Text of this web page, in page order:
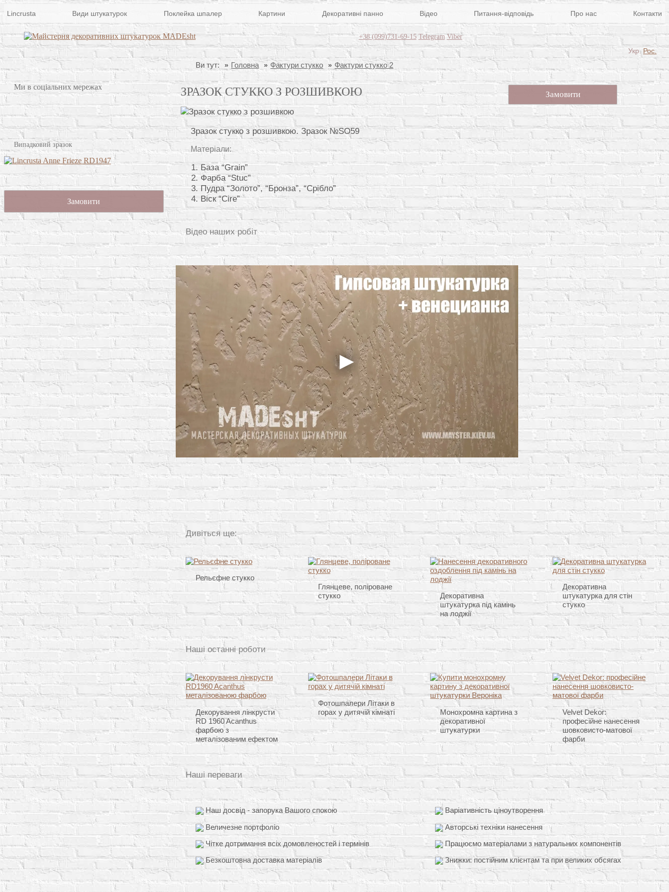
Lincrusta Види штукатурок Поклейка шпалер Картини Декоративні панно Відео Питання-відповідь Про нас Контакти
+38 (099)731-69-15 Telegram Viber
Ви тут: Головна Фактури стукко Фактури стукко 2
ЗРАЗОК СТУККО З РОЗШИВКОЮ
Зразок стукко з розшивкою. Зразок №SO59
Матеріали:
База “Grain”
Фарба “Stuc”
Пудра “Золото”, “Бронза”, “Срібло”
Віск “Cire”
Замовити
Відео наших робіт
Дивіться ще:
Рельєфне стукко
Глянцеве, поліроване
стукко
Декоративна
штукатурка під камінь
на лоджії
Декоративна
штукатурка для стін
стукко
Наші останні роботи
Декорування лінкрусти
RD 1960 Acanthus
фарбою з
металізованим ефектом
Фотошпалери Літаки в
горах у дитячій кімнаті
Монохромна картина з
декоративної
штукатурки
Velvet Dekor:
професійне нанесення
шовковисто-матової
фарби
Наші переваги
Наш досвід - запорука Вашого спокою
Величезне портфоліо
Чітке дотримання всіх домовленостей і термінів
Безкоштовна доставка матеріалів
Варіативність ціноутворення
Авторські техніки нанесення
Працюємо матеріалами з натуральних компонентів
Знижки: постійним клієнтам та при великих обсягах
Ми в соціальних мережах
Випадковий зразок
Замовити
Укр. Рос.